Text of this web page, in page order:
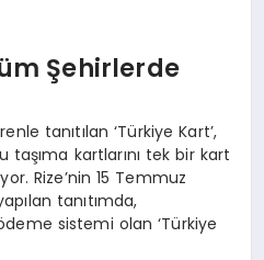
Şehirlerde
tanıtılan ‘Türkiye Kart’,
taşıma kartlarını tek bir kart
Rize’nin 15 Temmuz
tanıtımda,
sistemi olan ‘Türkiye